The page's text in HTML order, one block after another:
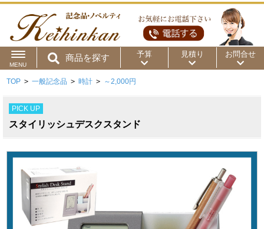
MENU
商品を探す 予算
用途から
商品カテゴリ
～50円
～300円
～2,000円 ～5,000円 ～10,000円
～30,000円
～50,000円 50,001円～
見積り お問合せ
TOP > 一般記念品 > 時計 > ～2,000円
PICK UP
スタイリッシュデスクスタンド